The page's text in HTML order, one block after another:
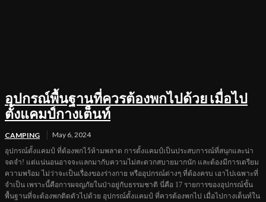
อุปกรณ์พื้นฐานที่ควรต้องพกไปด้วย เมื่อไป
ตั้งแคมป์กางเต็นท์
CAMPING May 6, 2024
อุปกรณ์ตั้งแคมป์ ที่ต้องพกไว้ห้ามพลาด การตั้งแคมป์เป็นประสบการณ์ที่สนุกและน่า
จดจำ! แต่แน่นอนอาจจะแลกมากับความไม่สะดวกสบายมากนัก และต้องมีการเตรียม
ความพร้อม ไม่ว่าจะเป็นเรื่องของร่างกาย หรืออุปกรณ์ต่างๆ ที่ต้องครบ เอาไปเฉพาะที่
จำเป็น เพราะนี้คือการผจญภัยในป่าอยู่กับธรรมชาติ นี่คือ 17 รายการของอุปกรณ์ขั้น
พื้นฐานที่จะต้องพกติดตัวไปด้วย อุปกรณ์ตั้งแคมป์ ที่ควรต้องพกไป เมื่อไปกางเต็นท์ใน